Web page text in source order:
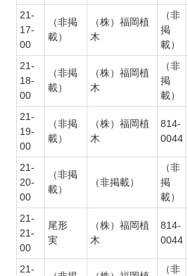
21-
17-
00
（非掲
載）
（株）福岡植
木
（非
掲
載）
21-
18-
00
（非掲
載）
（株）福岡植
木
（非
掲
載）
21-
19-
00
（非掲
載）
（株）福岡植
木
814-
0044
21-
20-
00
（非掲
載）
（非掲載）
（非
掲
載）
21-
21-
00
尾形
実
（株）福岡植
木
814-
0044
21-
（非